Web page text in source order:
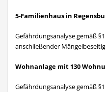
5-Familienhaus in
Gefährdungsanalyse gemäß
anschließender
Wohnanlage mit 130
Gefährdungsanalyse gemäß